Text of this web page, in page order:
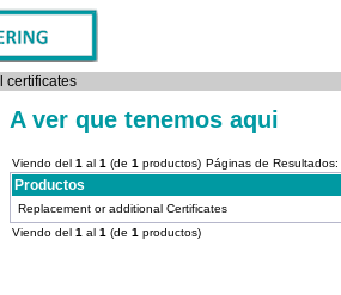
certificates
A ver que tenemos aqui
Viendo del 1 al 1 (de 1 productos) Páginas de
Productos
Replacement or additional Certificates
Viendo del 1 al 1 (de 1 productos)